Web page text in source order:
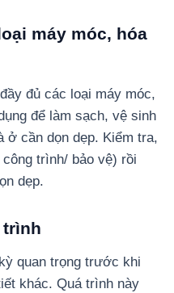
máy móc, hóa
đủ các loại máy móc,
để làm sạch, vệ sinh
cần dọn dẹp. Kiểm tra,
trình/ bảo vệ) rồi
dẹp.
trình
quan trọng trước khi
khác. Quá trình này